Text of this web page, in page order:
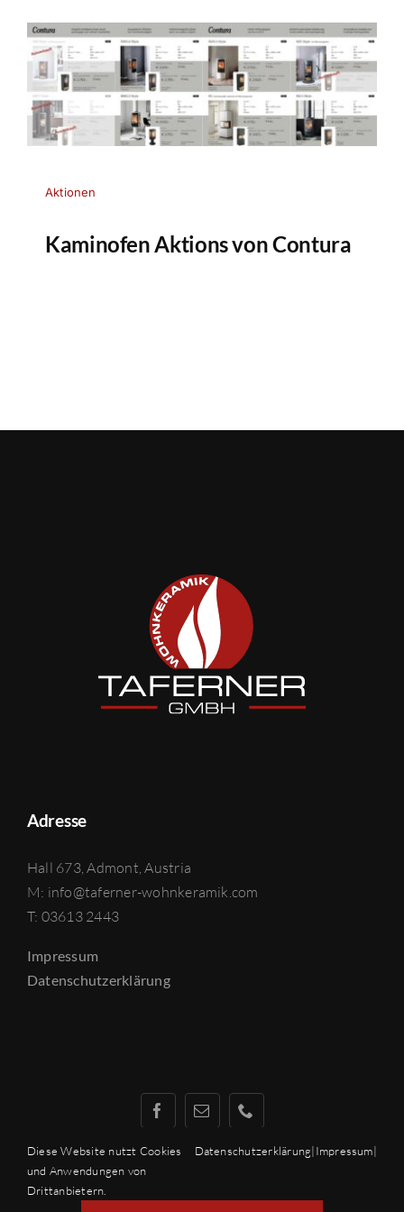
Aktionen
Kaminofen Aktions von Contura
Adresse
Hall 673, Admont, Austria
M: info@taferner-wohnkeramik.com
T: 03613 2443
Impressum
Datenschutzerklärung
© 2016 - 2026 by Taferner GmbH | made bySimplySign
Diese Website nutzt Cookies
und Anwendungen von
Drittanbietern.
Datenschutzerklärung|Impressum|